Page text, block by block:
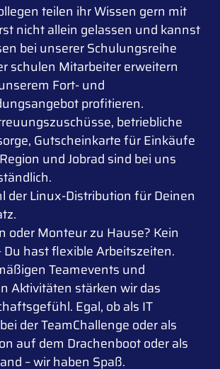
teilen ihr Wissen gern mit
nicht allein gelassen und kannst
bei unserer Schulungsreihe
schulen Mitarbeiter erweitern
Fort- und
profitieren.
betriebliche
Gutscheinkarte für Einkäufe
und Jobrad sind bei uns
der Linux-Distribution für Deinen
oder Monteur zu Hause? Kein
Du hast flexible Arbeitszeiten.
Teamevents und
Aktivitäten stärken wir das
Egal, ob als IT
der TeamChallenge oder als
auf dem Drachenboot oder als
– wir haben Spaß.